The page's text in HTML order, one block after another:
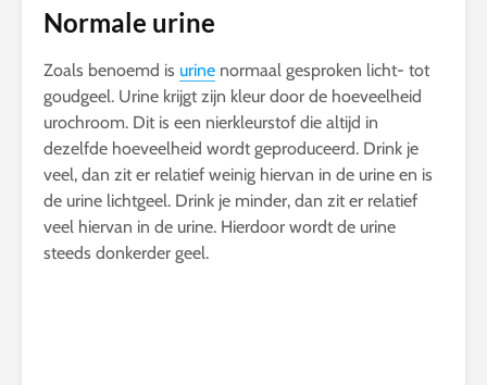
Normale urine
Zoals benoemd is urine normaal gesproken licht- tot
goudgeel. Urine krijgt zijn kleur door de hoeveelheid
urochroom. Dit is een nierkleurstof die altijd in
dezelfde hoeveelheid wordt geproduceerd. Drink je
veel, dan zit er relatief weinig hiervan in de urine en is
de urine lichtgeel. Drink je minder, dan zit er relatief
veel hiervan in de urine. Hierdoor wordt de urine
steeds donkerder geel.